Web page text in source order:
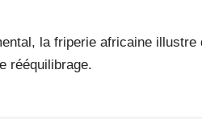
la friperie africaine illustre
rééquilibrage.